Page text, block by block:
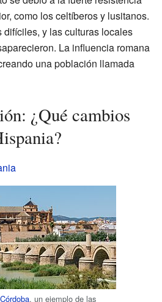
como los celtíberos y lusitanos.
difíciles, y las culturas locales
La influencia romana
una población llamada
¿Qué cambios
, un ejemplo de las